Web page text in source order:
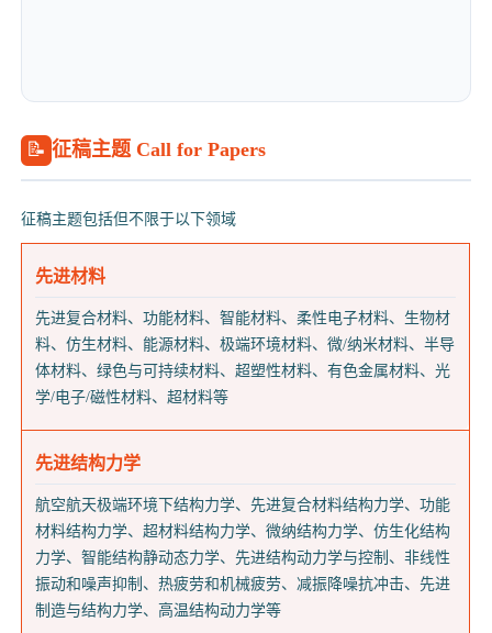
📝 征稿主题 Call for Papers
征稿主题包括但不限于以下领域
先进材料
先进复合材料、功能材料、智能材料、柔性电子材料、生物材
料、仿生材料、能源材料、极端环境材料、微/纳米材料、半导
体材料、绿色与可持续材料、超塑性材料、有色金属材料、光
学/电子/磁性材料、超材料等
先进结构力学
航空航天极端环境下结构力学、先进复合材料结构力学、功能
材料结构力学、超材料结构力学、微纳结构力学、仿生化结构
力学、智能结构静动态力学、先进结构动力学与控制、非线性
振动和噪声抑制、热疲劳和机械疲劳、减振降噪抗冲击、先进
制造与结构力学、高温结构动力学等